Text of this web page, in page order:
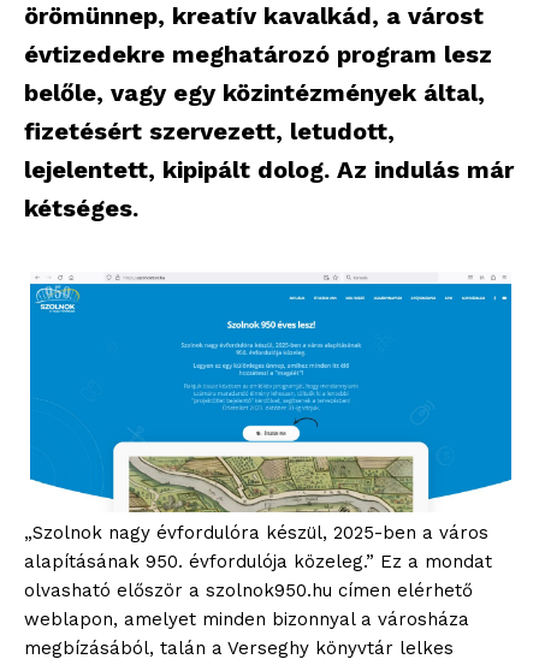
örömünnep, kreatív kavalkád, a várost
évtizedekre meghatározó program lesz
belőle, vagy egy közintézmények által,
fizetésért szervezett, letudott,
lejelentett, kipipált dolog. Az indulás már
kétséges.
„Szolnok nagy évfordulóra készül, 2025-ben a város
alapításának 950. évfordulója közeleg.” Ez a mondat
olvasható először a szolnok950.hu címen elérhető
weblapon, amelyet minden bizonnyal a városháza
megbízásából, talán a Verseghy könyvtár lelkes